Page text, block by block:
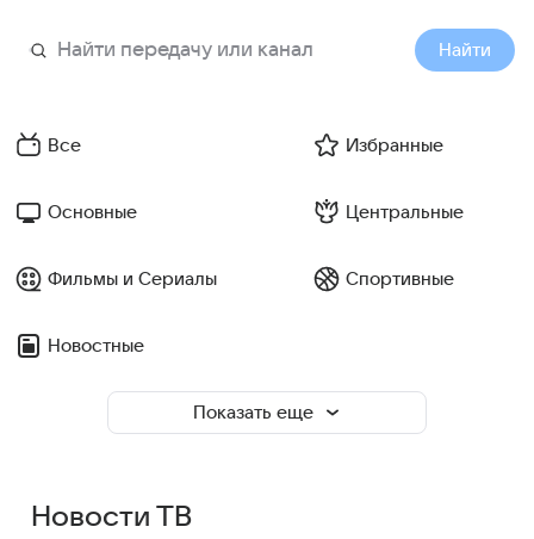
Найти
Все Избранные
Основные Центральные
Фильмы и Сериалы Спортивные
Новостные
Показать еще
Новости ТВ